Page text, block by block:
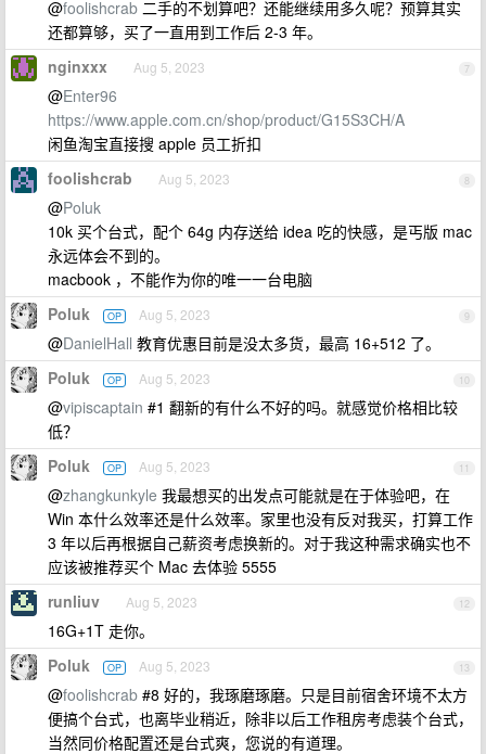
@foolishcrab 二手的不划算吧？还能继续用多久呢？预算其实
还都算够，买了一直用到工作后 2-3 年。
7
nginxxx Aug 5, 2023
@Enter96
https://www.apple.com.cn/shop/product/G15S3CH/A
闲鱼淘宝直接搜 apple 员工折扣
8
foolishcrab Aug 5, 2023
@Poluk
10k 买个台式，配个 64g 内存送给 idea 吃的快感，是丐版 mac
永远体会不到的。
macbook ，不能作为你的唯一一台电脑
9
Poluk OP Aug 5, 2023
@DanielHall 教育优惠目前是没太多货，最高 16+512 了。
10
Poluk OP Aug 5, 2023
@vipiscaptain #1 翻新的有什么不好的吗。就感觉价格相比较
低？
11
Poluk OP Aug 5, 2023
@zhangkunkyle 我最想买的出发点可能就是在于体验吧，在
Win 本什么效率还是什么效率。家里也没有反对我买，打算工作
3 年以后再根据自己薪资考虑换新的。对于我这种需求确实也不
应该被推荐买个 Mac 去体验 5555
12
runliuv Aug 5, 2023
16G+1T 走你。
13
Poluk OP Aug 5, 2023
@foolishcrab #8 好的，我琢磨琢磨。只是目前宿舍环境不太方
便搞个台式，也离毕业稍近，除非以后工作租房考虑装个台式，
当然同价格配置还是台式爽，您说的有道理。